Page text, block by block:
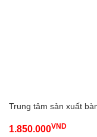
Trung tâm sản xuất
1.850.000VND